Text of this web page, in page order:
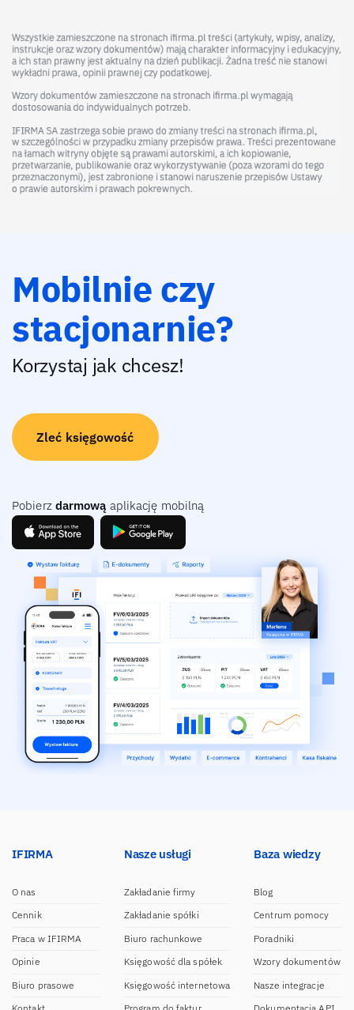
Mobilnie czy
stacjonarnie?
Korzystaj jak chcesz!
Zleć księgowość
Pobierz darmową aplikację mobilną
IFIRMA
O nas
Cennik
Praca w IFIRMA
Opinie
Biuro prasowe
Nasze usługi
Zakładanie firmy
Zakładanie spółki
Biuro rachunkowe
Księgowość dla spółek
Księgowość internetowa
Baza wiedzy
Blog
Centrum pomocy
Poradniki
Wzory dokumentów
Nasze integracje